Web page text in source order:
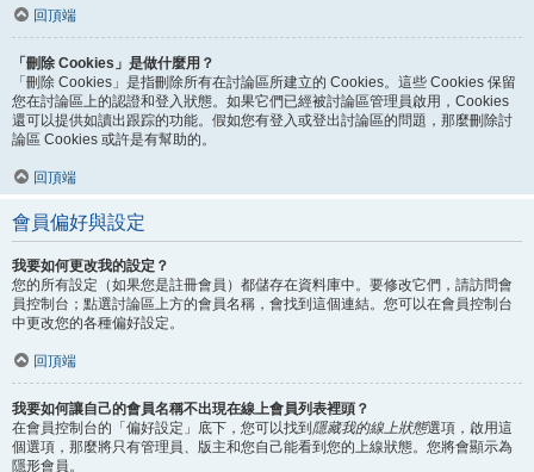
回頂端
「刪除 Cookies」是做什麼用？
「刪除 Cookies」是指刪除所有在討論區所建立的 Cookies。這些 Cookies 保留
您在討論區上的認證和登入狀態。如果它們已經被討論區管理員啟用，Cookies
還可以提供如讀出跟踪的功能。假如您有登入或登出討論區的問題，那麼刪除討
論區 Cookies 或許是有幫助的。
回頂端
會員偏好與設定
我要如何更改我的設定？
您的所有設定（如果您是註冊會員）都儲存在資料庫中。要修改它們，請訪問會
員控制台；點選討論區上方的會員名稱，會找到這個連結。您可以在會員控制台
中更改您的各種偏好設定。
回頂端
我要如何讓自己的會員名稱不出現在線上會員列表裡頭？
在會員控制台的「偏好設定」底下，您可以找到 隱藏我的線上狀態選項，啟用這
個選項，那麼將只有管理員、版主和您自己能看到您的上線狀態。您將會顯示為
隱形會員。